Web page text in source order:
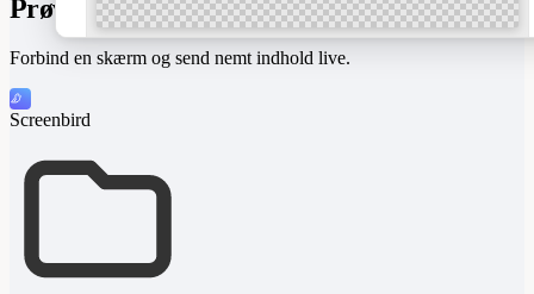
for bad coffee.”
Prøv selv!
Forbind en skærm og send nemt indhold live.
Screenbird